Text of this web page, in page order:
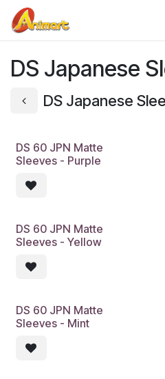
Skip to Content
DS Japanese
DS Japanese
DS 60 JPN Matte
Sleeves - Purple
DS 60 JPN Matte
Sleeves - Yellow
DS 60 JPN Matte
Sleeves - Mint